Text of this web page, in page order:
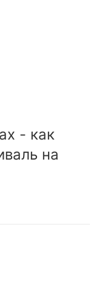
- как
на